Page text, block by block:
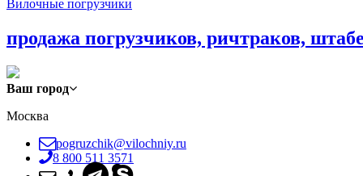
Вилочные погрузчики
продажа погрузчиков, ричтраков,
Ваш город
Москва
pogruzchik@vilochniy.ru
8 800 511 3571